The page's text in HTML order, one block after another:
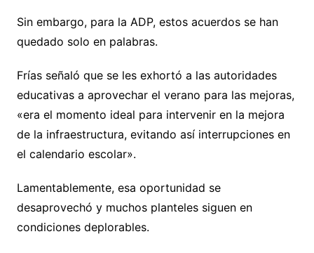
Sin embargo, para la ADP, estos acuerdos se han
quedado solo en palabras.
Frías señaló que se les exhortó a las autoridades
educativas a aprovechar el verano para las mejoras,
«era el momento ideal para intervenir en la mejora
de la infraestructura, evitando así interrupciones en
el calendario escolar».
Lamentablemente, esa oportunidad se
desaprovechó y muchos planteles siguen en
condiciones deplorables.